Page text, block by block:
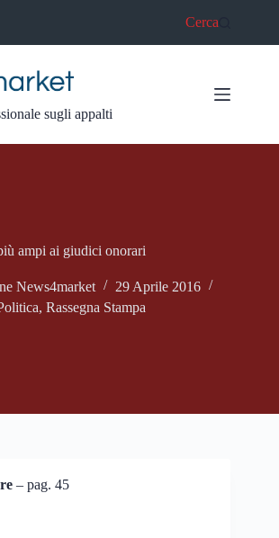
Cerca
sugli appalti
ampi ai giudici onorari
News4market
29 Aprile 2016
,Rassegna Stampa
– pag. 45